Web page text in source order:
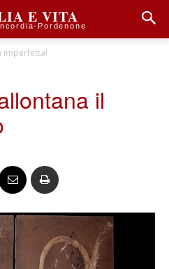
E VITA
Pordenone
imperfetta!
il